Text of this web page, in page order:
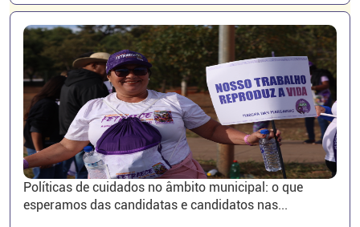
Políticas de cuidados no âmbito municipal: o que
esperamos das candidatas e candidatos nas...